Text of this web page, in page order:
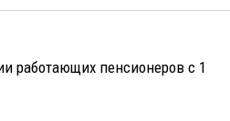
работающих пенсионеров с 1